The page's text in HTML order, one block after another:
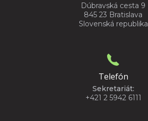
Dúbravská cesta 9
845 23 Bratislava
Slovenská republika
Telefón
Sekretariát:
+421 2 5942 6111